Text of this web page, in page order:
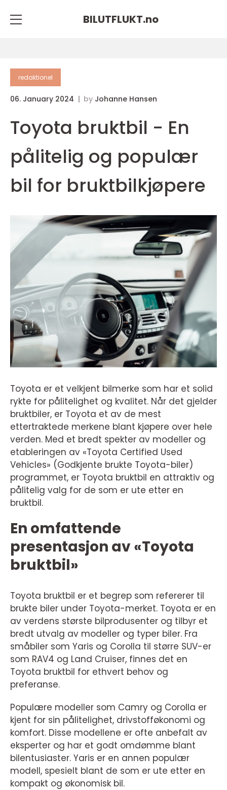
BILUTFLUKT.no
redaktionel
06. January 2024 by Johanne Hansen
Toyota bruktbil - En
pålitelig og populær
bil for bruktbilkjøpere
Toyota er et velkjent bilmerke som har et solid
rykte for pålitelighet og kvalitet. Når det gjelder
bruktbiler, er Toyota et av de mest
ettertraktede merkene blant kjøpere over hele
verden. Med et bredt spekter av modeller og
etableringen av «Toyota Certified Used
Vehicles» (Godkjente brukte Toyota-biler)
programmet, er Toyota bruktbil en attraktiv og
pålitelig valg for de som er ute etter en
bruktbil.
En omfattende
presentasjon av «Toyota
bruktbil»
Toyota bruktbil er et begrep som refererer til
brukte biler under Toyota-merket. Toyota er en
av verdens største bilprodusenter og tilbyr et
bredt utvalg av modeller og typer biler. Fra
småbiler som Yaris og Corolla til større SUV-er
som RAV4 og Land Cruiser, finnes det en
Toyota bruktbil for ethvert behov og
preferanse.
Populære modeller som Camry og Corolla er
kjent for sin pålitelighet, drivstofføkonomi og
komfort. Disse modellene er ofte anbefalt av
eksperter og har et godt omdømme blant
bilentusiaster. Yaris er en annen populær
modell, spesielt blant de som er ute etter en
kompakt og økonomisk bil.